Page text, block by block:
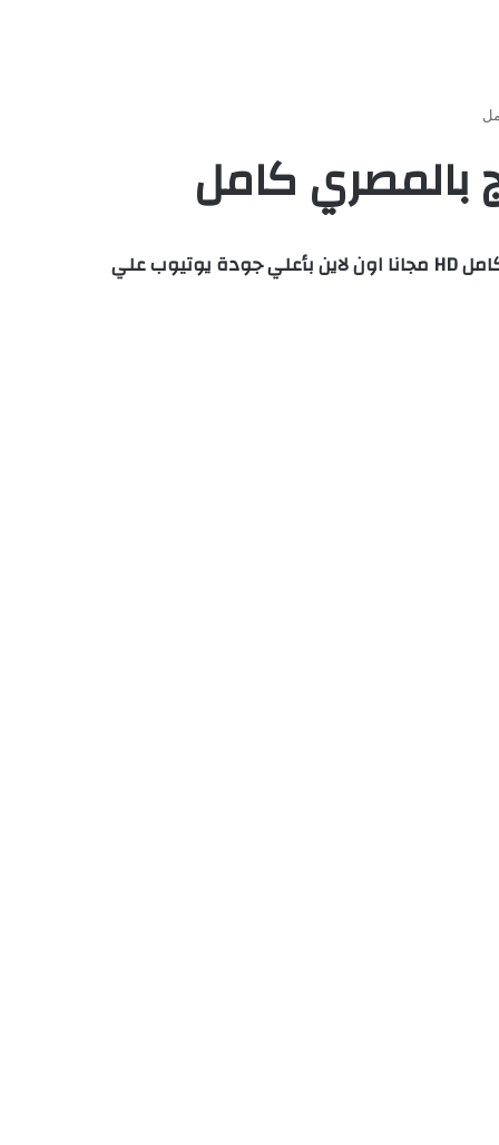
مشاهدة وتحميل فيلم كرتون The Boss Baby 1 الطفل الزعيم 1 – ذا بوس بيبي الجزء الاول 1999 مدبلج مصري كامل HD مجانا اون لاين بأعلي جودة يوتيوب علي